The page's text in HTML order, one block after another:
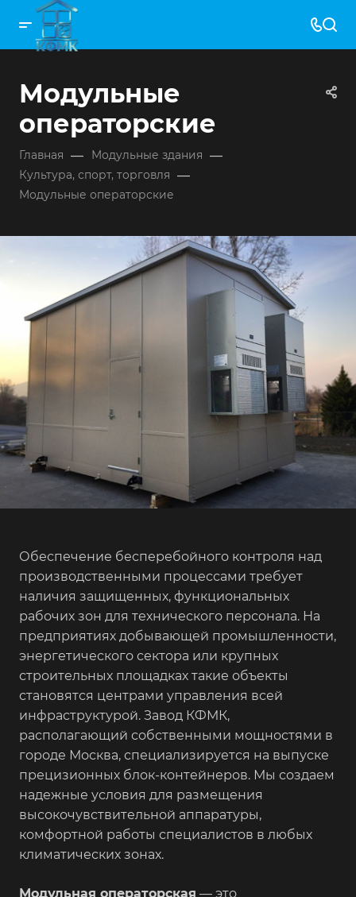
Модульные
операторские
Главная — Модульные здания —
Культура, спорт, торговля —
Модульные операторские
Обеспечение бесперебойного контроля над
производственными процессами требует
наличия защищенных, функциональных
рабочих зон для технического персонала. На
предприятиях добывающей промышленности,
энергетического сектора или крупных
строительных площадках такие объекты
становятся центрами управления всей
инфраструктурой. Завод КФМК,
располагающий собственными мощностями в
городе Москва, специализируется на выпуске
прецизионных блок-контейнеров. Мы создаем
надежные условия для размещения
высокочувствительной аппаратуры,
комфортной работы специалистов в любых
климатических зонах.
Модульная операторская — это